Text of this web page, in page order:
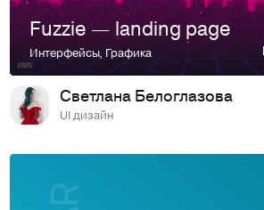
Fuzzie — landing page
Интерфейсы,Графика
Светлана Белоглазова
UI дизайн